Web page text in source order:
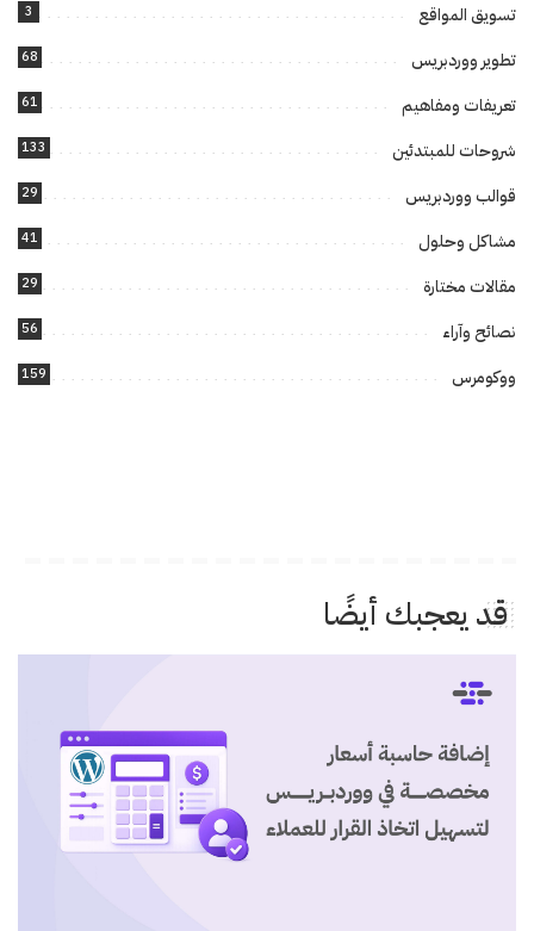
تسويق المواقع 3
تطوير ووردبريس 68
تعريفات ومفاهيم 61
شروحات للمبتدئين 133
قوالب ووردبريس 29
مشاكل وحلول 41
مقالات مختارة 29
نصائح وآراء 56
ووكومرس 159
قد يعجبك أيضًا